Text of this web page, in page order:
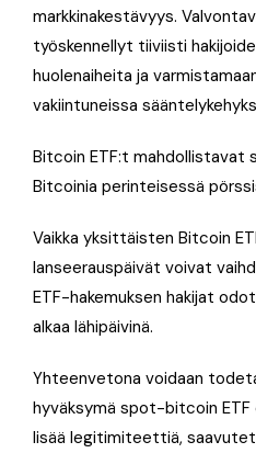
markkinakestävyys.
työskennellyt tiiviisti
huolenaiheita ja
vakiintuneissa
Bitcoin ETF:t mahdollistavat
Bitcoinia perinteisessä
Vaikka yksittäisten Bitcoin
lanseerauspäivät voivat
ETF-hakemuksen hakijat
alkaa lähipäivinä.
Yhteenvetona voidaan
hyväksymä spot-bitcoin
lisää legitimiteettiä,